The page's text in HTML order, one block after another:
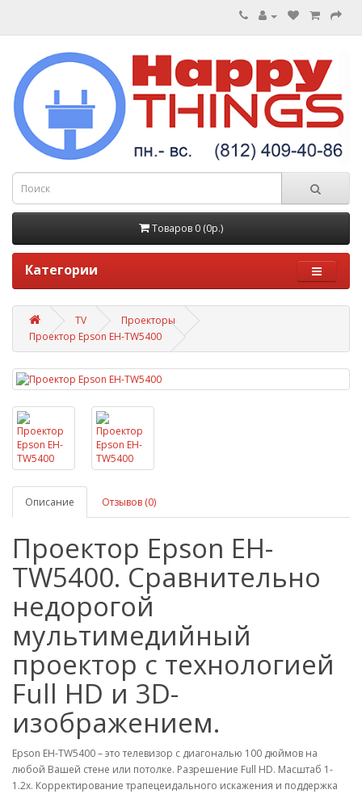
Товаров 0 (0р.)
Категории
TV
Проекторы
Проектор Epson EH-TW5400
Описание Отзывов (0)
Проектор Epson EH-
TW5400. Сравнительно
недорогой
мультимедийный
проектор с технологией
Full HD и 3D-
изображением.
Epson EH-TW5400 – это телевизор с диагональю 100 дюймов на
любой Вашей стене или потолке. Разрешение Full HD. Масштаб 1-
1.2x. Корректирование трапецеидального искажения и поддержка